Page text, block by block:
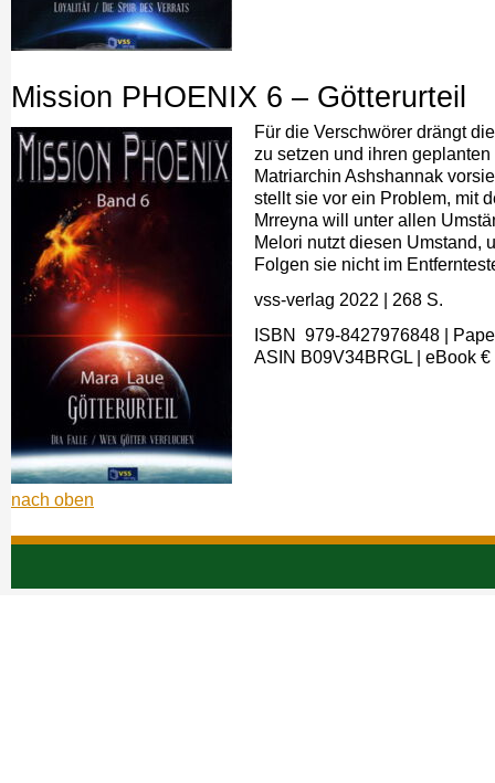
Mission PHOENIX 6 – Götterurteil
Für die Verschwörer drängt
zu setzen und ihren
Matriarchin Ashshannak
stellt sie vor ein Problem, mit
Mrreyna will unter allen
Melori nutzt diesen Umstand,
Folgen sie nicht im
vss-verlag 2022
| 268 S.
ISBN ‎ 979-8427976848
|
ASIN B09V34BRGL eBook €
nach oben